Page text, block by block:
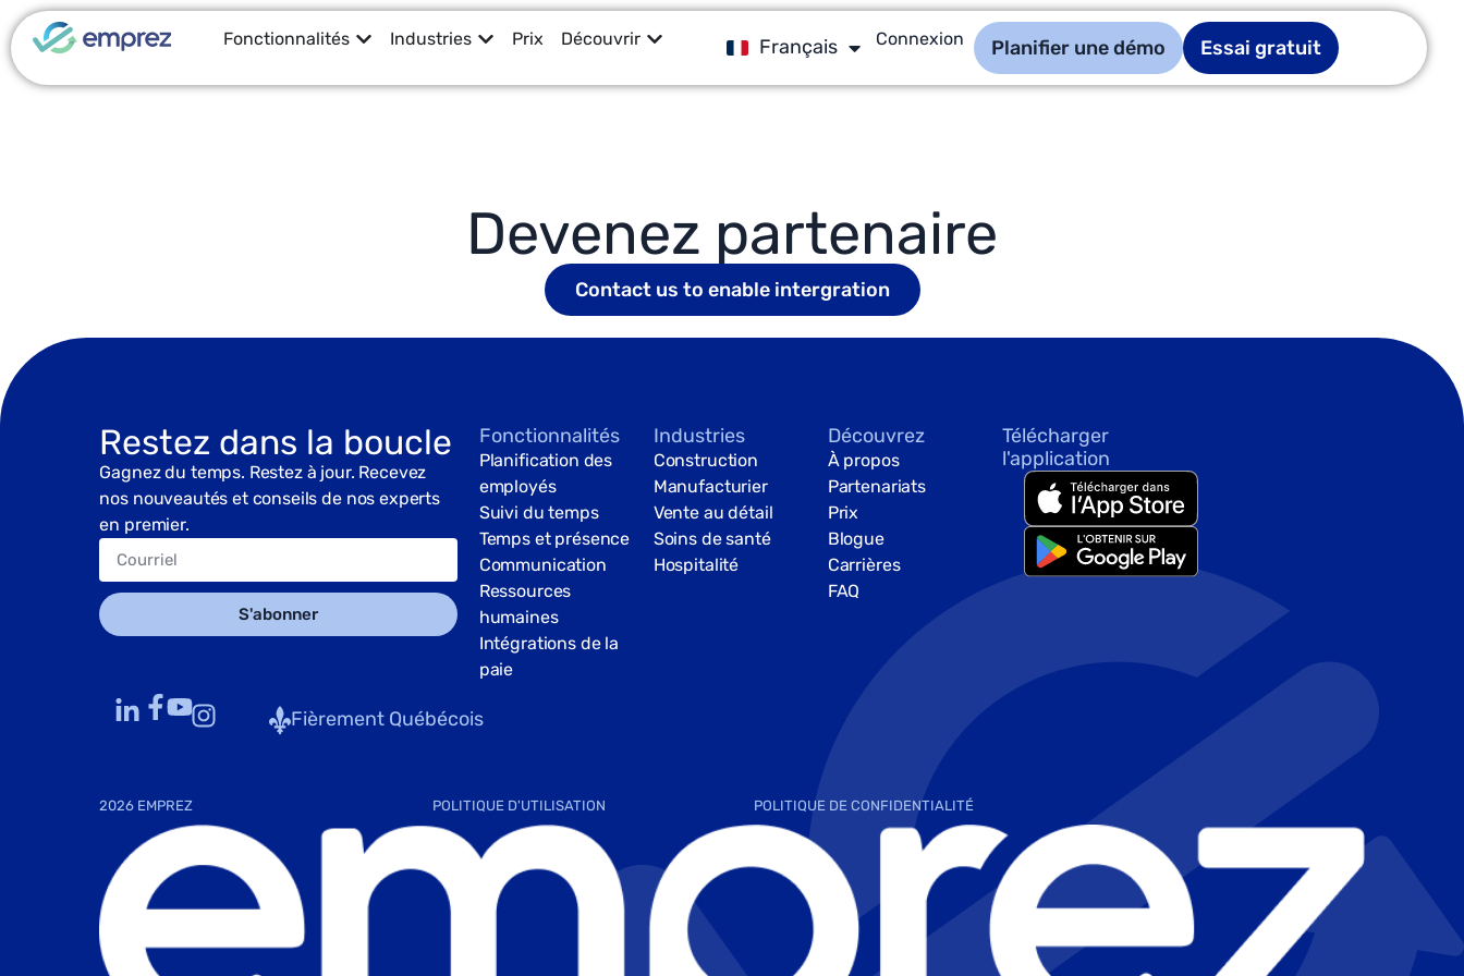
Fonctionnalités Industries Prix Découvrir Français
English
Connexion Planifier une démo Essai gratuit
Devenez partenaire
Contact us to enable intergration
Restez dans la boucle
Gagnez du temps. Restez à jour. Recevez
nos nouveautés et conseils de nos experts
en premier.
S'abonner
Fonctionnalités
Planification des
employés
Suivi du temps
Temps et présence
Communication
Ressources
humaines
Intégrations de la
paie
Industries
Construction
Manufacturier
Vente au détail
Soins de santé
Hospitalité
Découvrez
À propos
Partenariats
Prix
Blogue
Carrières
FAQ
Télécharger
l'application
Fièrement Québécois
2026 EMPREZ POLITIQUE D'UTILISATION POLITIQUE DE CONFIDENTIALITÉ